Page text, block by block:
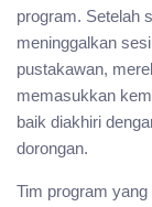
program. Setelah
meninggalkan
pustakawan,
memasukkan
baik diakhiri
dorongan.
Tim program